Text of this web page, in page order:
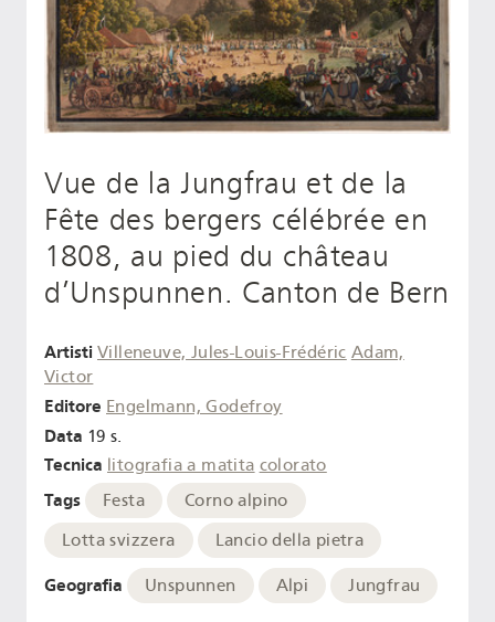
Vue de la Jungfrau et de la
Fête des bergers célébrée en
1808, au pied du château
d’Unspunnen. Canton de Bern
Artisti Villeneuve, Jules-Louis-Frédéric Adam,
Victor
Editore Engelmann, Godefroy
Data 19 s.
Tecnica litografia a matita colorato
Tags Festa
Corno alpino
Lotta svizzera
Lancio della pietra
Geografia Unspunnen Alpi Jungfrau